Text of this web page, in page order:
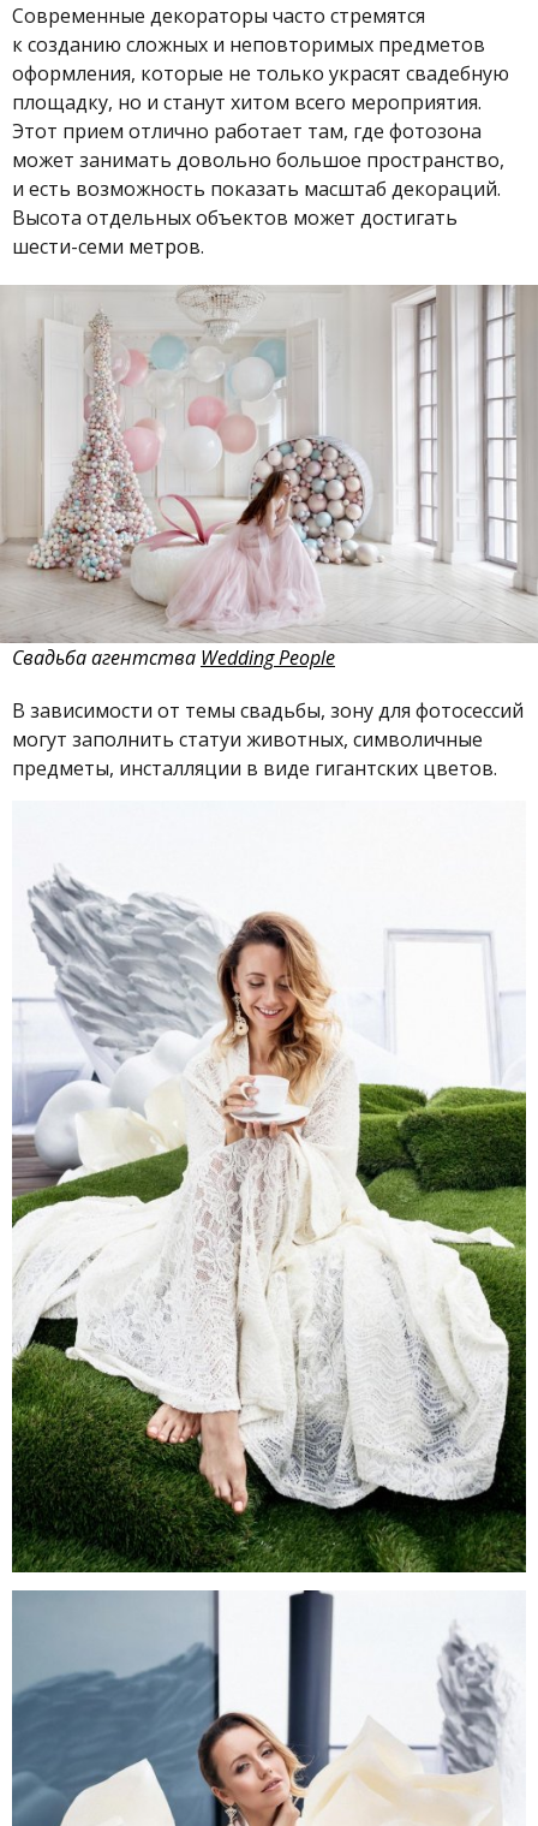
Современные декораторы часто стремятся
к созданию сложных и неповторимых предметов
оформления, которые не только украсят свадебную
площадку, но и станут хитом всего мероприятия.
Этот прием отлично работает там, где фотозона
может занимать довольно большое пространство,
и есть возможность показать масштаб декораций.
Высота отдельных объектов может достигать
шести-семи метров.
Свадьбаагентства Wedding People
В зависимости от темы свадьбы, зону для фотосессий
могут заполнить статуи животных, символичные
предметы, инсталляции в виде гигантских цветов.